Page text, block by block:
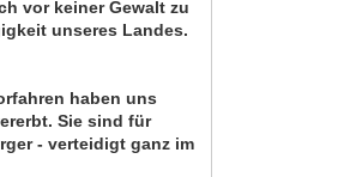
vor keiner Gewalt zu
unseres Landes.
haben uns
Sie sind für
- verteidigt ganz im